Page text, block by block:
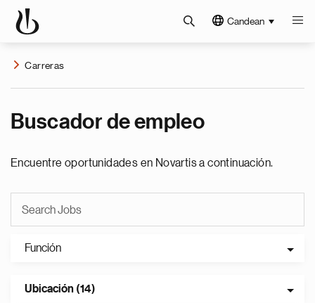
Candean
Carreras
Buscador de empleo
Encuentre oportunidades en Novartis a continuación.
Función
Ubicación (14)